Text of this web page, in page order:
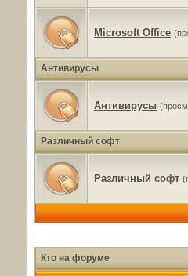
Microsoft Office
Антивирусы
Антивирусы
Различный софт
Различный софт
Кто на форуме